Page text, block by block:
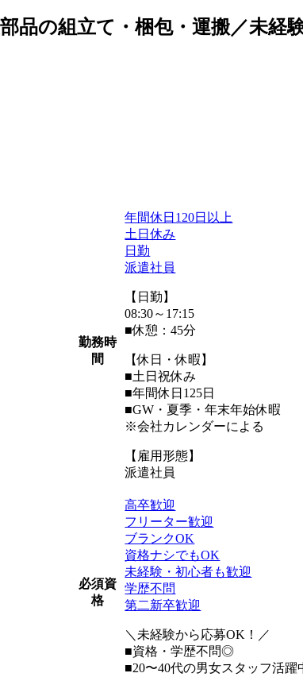
品の組立て・梱包・運搬／未経
勤務時
間
年間休日120日以上
土日休み
日勤
派遣社員
【日勤】
08:30～17:15
■休憩：45分
【休日・休暇】
■土日祝休み
■年間休日125日
■GW・夏季・年末年始休暇
※会社カレンダーによる
【雇用形態】
派遣社員
必須資
格
高卒歓迎
フリーター歓迎
ブランクOK
資格ナシでもOK
未経験・初心者も歓迎
学歴不問
第二新卒歓迎
＼未経験から応募OK！／
■資格・学歴不問◎
■20〜40代の男女スタッフ活躍